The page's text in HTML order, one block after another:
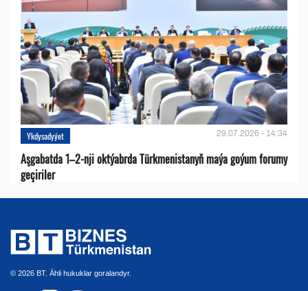
Ykdysadyýet 29.07.2026 - 14:34
Aşgabatda 1–2-nji oktýabrda Türkmenistanyň maýa goýum forumy
geçiriler
© 2026 BT. Ähli hukuklar goralandyr.